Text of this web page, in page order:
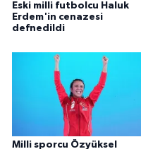
Eski milli futbolcu Haluk
Erdem'in cenazesi
defnedildi
Milli sporcu Özyüksel